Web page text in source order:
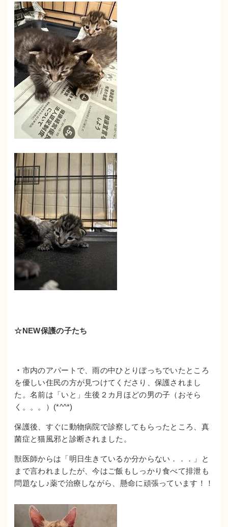
☆NEW保護の子たち
・ 市内のアパートで、雨の中ひとりぼっちでいたところ
を優しい住民の方が見つけてくださり、保護されまし
た。名前は「いと」生後２カ月ほどの男の子（おそら
く。。。）(*^^*)
保護後、すぐに動物病院で診察してもらったところ、真
菌症と猫風邪と診断されました。
獣医師からは「明日生きているか分からない．．．」と
まで言われましたが、今はご飯もしっかり食べて排泄も
問題なし♪薬で治療しながら、懸命に頑張っています！！